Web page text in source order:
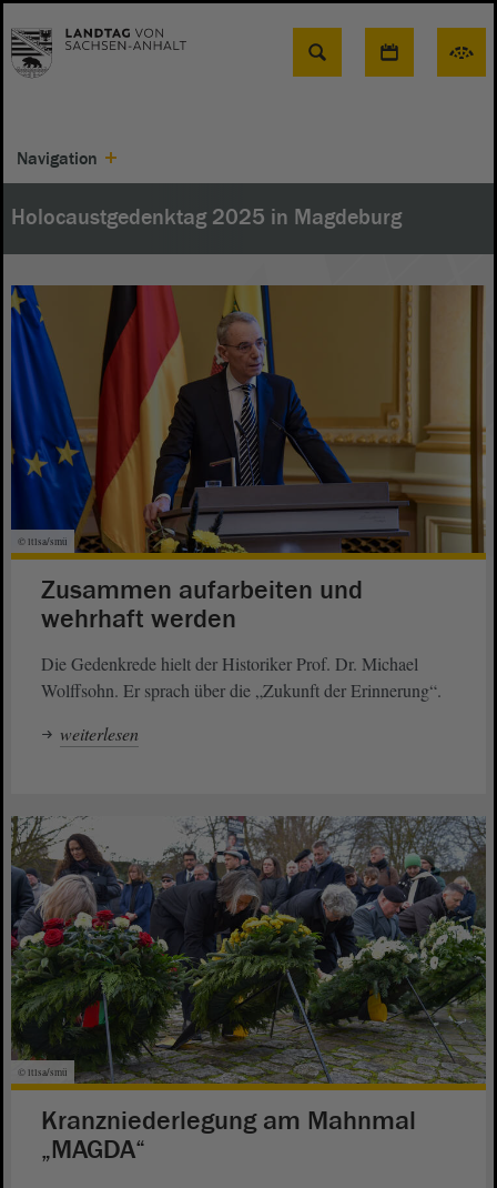
Suche
Navigation
Holocaustgedenktag 2025 in Magdeburg
© ltlsa/smü
Zusammen aufarbeiten und
wehrhaft werden
Die Gedenkrede hielt der Historiker Prof. Dr. Michael
Wolffsohn. Er sprach über die „Zukunft der Erinnerung“.
weiterlesen
© ltlsa/smü
Kranzniederlegung am Mahnmal
„MAGDA“